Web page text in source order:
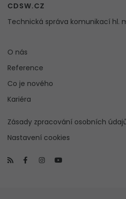
CDSW.CZ
Technická správa komunikací hl.
O nás
Reference
Co je nového
Kariéra
Zásady zpracování osobních
Nastavení cookies